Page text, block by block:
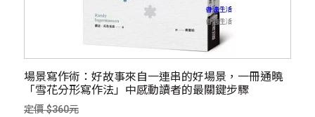
場景寫作術：好故事來自一連串的好場景，一冊通曉
「雪花分形寫作法」中感動讀者的最關鍵步驟
定價 $360元